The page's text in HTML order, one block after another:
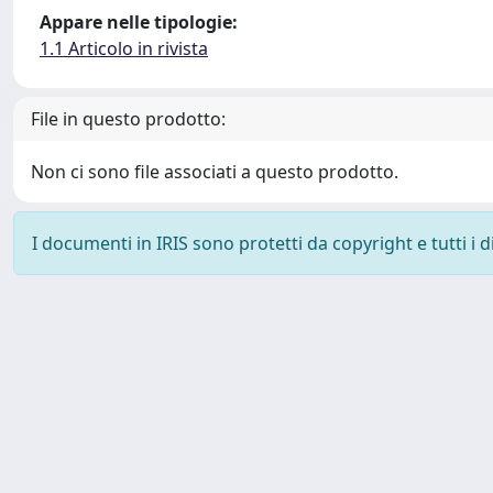
Appare nelle tipologie:
1.1 Articolo in rivista
File in questo prodotto:
Non ci sono file associati a questo prodotto.
I documenti in IRIS sono protetti da copyright e tutti i